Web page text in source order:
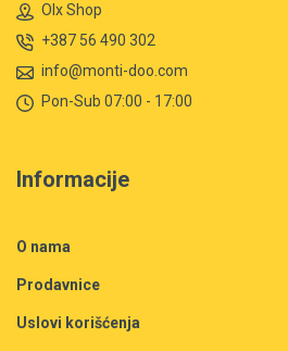
Olx Shop
+387 56 490 302
info@monti-doo.com
Pon-Sub 07:00 - 17:00
Informacije
O nama
Prodavnice
Uslovi korišćenja